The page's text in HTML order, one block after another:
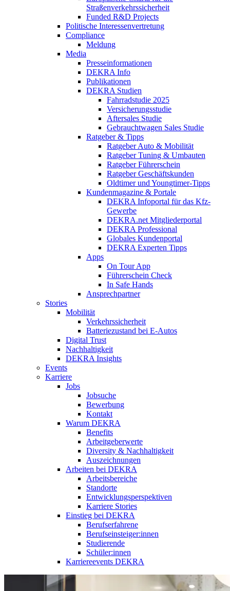
Straßenverkehrssicherheit
Funded R&D Projects
Politische Interessenvertretung
Compliance
Meldung
Media
Presseinformationen
DEKRA Info
Publikationen
DEKRA Studien
Fahrradstudie 2025
Versicherungsstudie
Aftersales Studie
Gebrauchtwagen Sales Studie
Ratgeber & Tipps
Ratgeber Auto & Mobilität
Ratgeber Tuning & Umbauten
Ratgeber Führerschein
Ratgeber Geschäftskunden
Oldtimer und Youngtimer-Tipps
Kundenmagazine & Portale
DEKRA Infoportal für das Kfz-
Gewerbe
DEKRA.net Mitgliederportal
DEKRA Professional
Globales Kundenportal
DEKRA Experten Tipps
Apps
On Tour App
Führerschein Check
In Safe Hands
Ansprechpartner
Stories
Mobilität
Verkehrssicherheit
Batteriezustand bei E-Autos
Digital Trust
Nachhaltigkeit
DEKRA Insights
Events
Karriere
Jobs
Jobsuche
Bewerbung
Kontakt
Warum DEKRA
Benefits
Arbeitgeberwerte
Diversity & Nachhaltigkeit
Auszeichnungen
Arbeiten bei DEKRA
Arbeitsbereiche
Standorte
Entwicklungsperspektiven
Karriere Stories
Einstieg bei DEKRA
Berufserfahrene
Berufseinsteiger:innen
Studierende
Schüler:innen
Karriereevents DEKRA